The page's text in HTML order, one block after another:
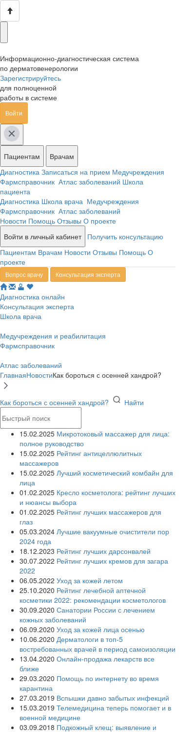
Информационно-диагностическая система
по дерматовенерологии
Зарегистрируйтесь
для полноценной
работы в системе
Войти
Пациентам
Врачам
Диагностика Записаться на прием Медучреждения
Фармсправочник Атлас заболеваний Школа
пациента
Диагностика Школа врача Медучреждения
Фармсправочник Атлас заболеваний
Новости Помощь Отзывы О проекте
Войти в личный кабинет
Получить консультацию
Пациентам Врачам Новости Отзывы Помощь О
проекте
Вопрос врачу Консультация эксперта
Диагностика онлайн
Консультация эксперта
Школа врача
Медучреждения и реабилитация
Фармсправочник
Атлас заболеваний
ГлавнаяНовостиКак бороться с осенней хандрой?
Как бороться с осенней хандрой? Найти
15.02.2025 Микротоковый массажер для лица:
полное руководство
15.02.2025 Рейтинг антицеллюлитных
массажеров
15.02.2025 Лучший косметический комбайн для
лица
01.02.2025 Кресло косметолога: рейтинг лучших
и нюансы выбора
01.02.2025 Рейтинг лучших массажеров для
глаз
05.03.2024 Лучшие вакуумные очистители пор
2024 года
18.12.2023 Рейтинг лучших дарсонвалей
30.07.2022 Рейтинг лучших кремов для загара
2022
06.05.2022 Уход за кожей летом
25.10.2020 Рейтинг лечебной аптечной
косметики 2022: рекомендации косметологов
30.09.2020 Санатории России с лечением
кожных заболеваний
06.09.2020 Уход за кожей лица осенью
10.06.2020 Дерматологи в топ-5
востребованных врачей в период самоизоляции
13.04.2020 Онлайн-продажа лекарств все
ближе
29.03.2020 Помощь по интернету во время
карантина
27.03.2019 Вспышки давно забытых инфекций
15.03.2019 Телемедицина теперь помогает и в
военной медицине
03.09.2018 Подкожный клещ: выявление и